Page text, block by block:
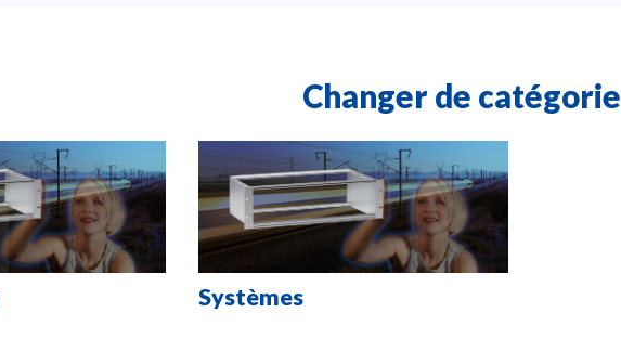
Changer de catégorie
Systèmes